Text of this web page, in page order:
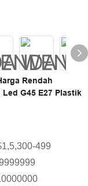
Rendah
G45 E27 Plastik
499